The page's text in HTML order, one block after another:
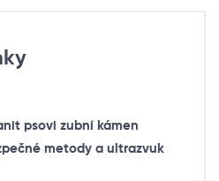
psovi zubní kámen
metody a ultrazvuk